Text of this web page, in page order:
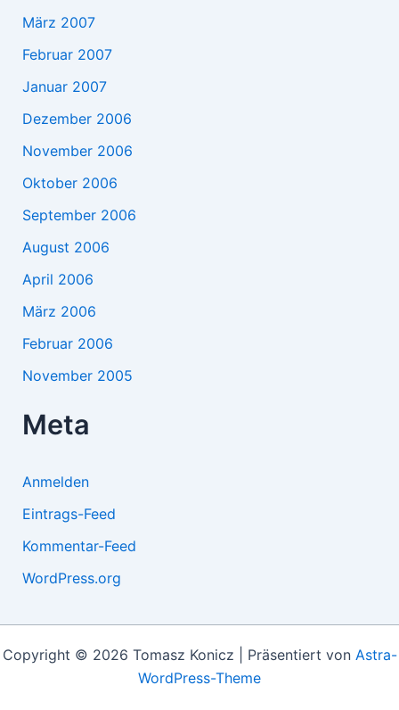
März 2007
Februar 2007
Januar 2007
Dezember 2006
November 2006
Oktober 2006
September 2006
August 2006
April 2006
März 2006
Februar 2006
November 2005
Meta
Anmelden
Eintrags-Feed
Kommentar-Feed
WordPress.org
Copyright © 2026 Tomasz Konicz | Präsentiert von Astra-
WordPress-Theme